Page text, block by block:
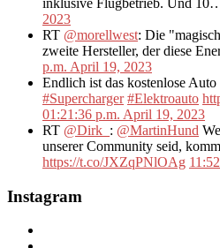
2023
RT @morellwest: Die
zweite Hersteller, der diese
p.m. April 19, 2023
Endlich ist das kostenlose
#Supercharger #Elektroauto
01:21:36 p.m. April 19, 2023
RT @Dirk_ : @MartinHund
unserer Community seid,
https://t.co/JXZqPNlOAg
Instagram